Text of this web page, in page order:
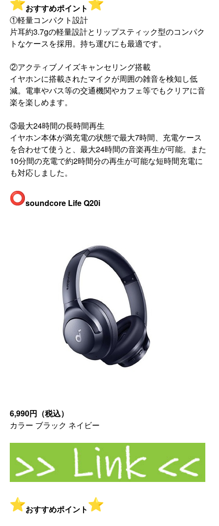
おすすめポイント
①軽量コンパクト設計
片耳約3.7gの軽量設計とリップスティック型のコンパク
トなケースを採用。持ち運びにも最適です。
②アクティブノイズキャンセリング搭載
イヤホンに搭載されたマイクが周囲の雑音を検知し低
減。 電車やバス等の交通機関やカフェ等でもクリアに音
楽を楽しめます。
③最大24時間の長時間再生
イヤホン本体が満充電の状態で最大7時間、 充電ケース
を合わせて使うと、最大24時間の音楽再生が可能。
また
10分間の充電で約2時間分の再生が可能な短時間充電に
も対応しました。
soundcore Life Q20i
6,990円（税込）
カラー ブラック ネイビー
おすすめポイント